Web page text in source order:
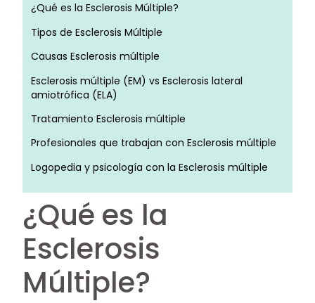
¿Qué es la Esclerosis Múltiple?
Tipos de Esclerosis Múltiple
Causas Esclerosis múltiple
Esclerosis múltiple (EM) vs Esclerosis lateral
amiotrófica (ELA)
Tratamiento Esclerosis múltiple
Profesionales que trabajan con Esclerosis múltiple
Logopedia y psicología con la Esclerosis múltiple
¿Qué es la
Esclerosis
Múltiple?